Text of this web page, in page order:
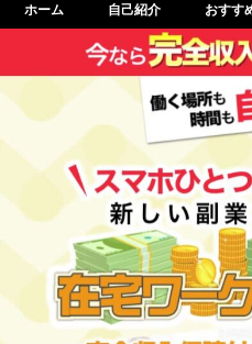
ホーム 自己紹介 おすす